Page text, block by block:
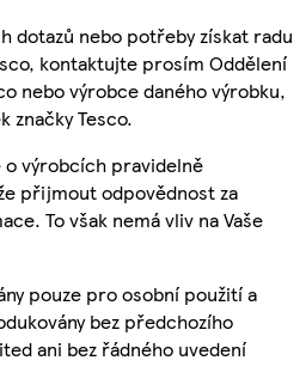
dotazů nebo potřeby získat radu
kontaktujte prosím Oddělení
nebo výrobce daného výrobku,
značky Tesco.
výrobcích pravidelně
přijmout odpovědnost za
To však nemá vliv na Vaše
pouze pro osobní použití a
bez předchozího
ani bez řádného uvedení